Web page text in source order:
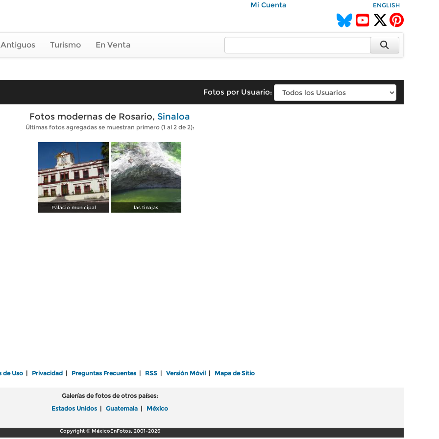
Mi Cuenta ENGLISH
Turismo En Venta
Fotos por Usuario:
Fotos modernas de Rosario, Sinaloa
Últimas fotos agregadas se muestran primero (1 al 2 de 2):
Palacio municipal las tinajas
de Uso Privacidad Preguntas Frecuentes RSS Versión Móvil Mapa de Sitio
Galerías de fotos de otros países:
Estados Unidos
Guatemala México
Copyright © MéxicoEnFotos, 2001-2026